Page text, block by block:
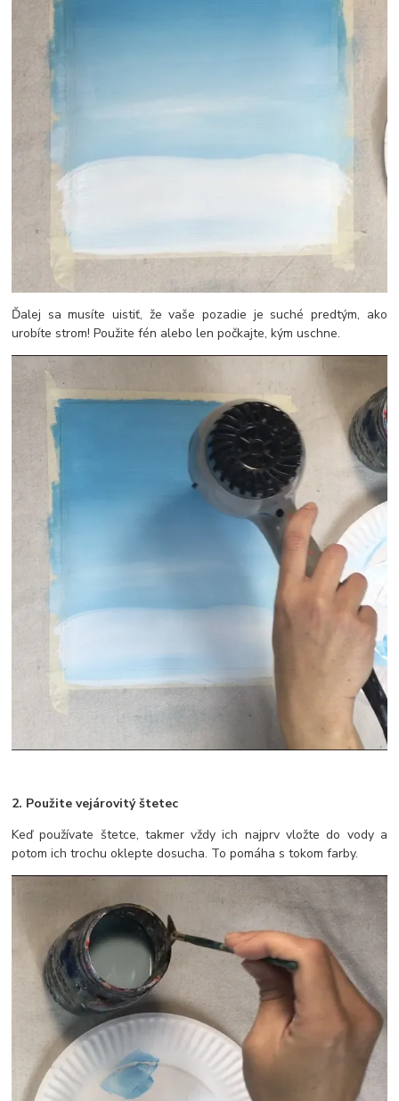
Ďalej sa musíte uistiť, že vaše pozadie je suché predtým, ako
urobíte strom! Použite fén alebo len počkajte, kým uschne.
2. Použite vejárovitý štetec
Keď používate štetce, takmer vždy ich najprv vložte do vody a
potom ich trochu oklepte dosucha. To pomáha s tokom farby.